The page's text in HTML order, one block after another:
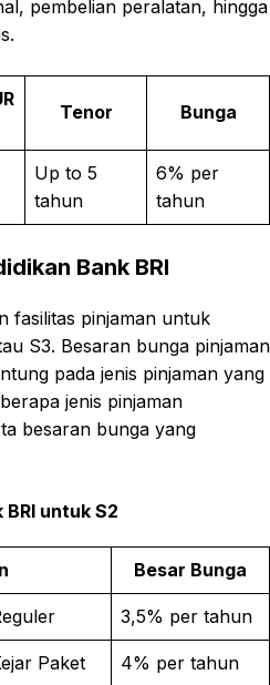
pembelian peralatan, hingga
Tenor Bunga
Up to 5
tahun
6% per
tahun
Bank BRI
fasilitas pinjaman untuk
S3. Besaran bunga pinjaman
pada jenis pinjaman yang
jenis pinjaman
besaran bunga yang
BRI untuk S2
Besar Bunga
3,5% per tahun
Paket 4% per tahun